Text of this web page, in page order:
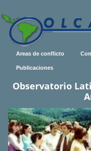
Areas de conflicto
Publicaciones
Observatorio